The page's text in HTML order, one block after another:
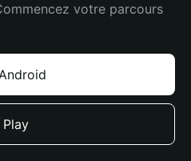
votre parcours